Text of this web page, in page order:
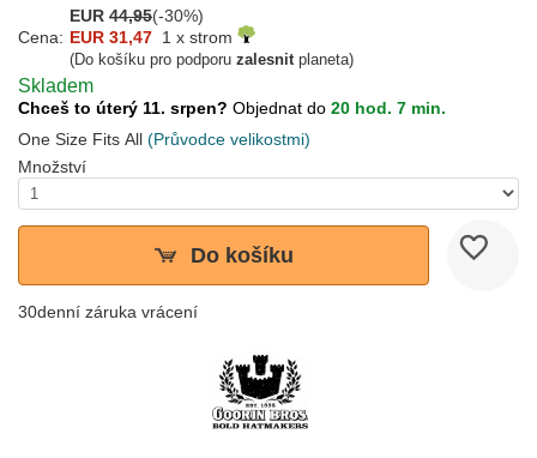
EUR 44,95(-30%)
Cena: EUR 31,47 1 x strom
(Do košíku pro podporu zalesnitplaneta)
Skladem
Chceš to úterý 11. srpen? Objednat do 20 hod. 7 min.
One Size Fits All (Průvodce velikostmi)
Množství
Do košíku
30denní záruka vrácení